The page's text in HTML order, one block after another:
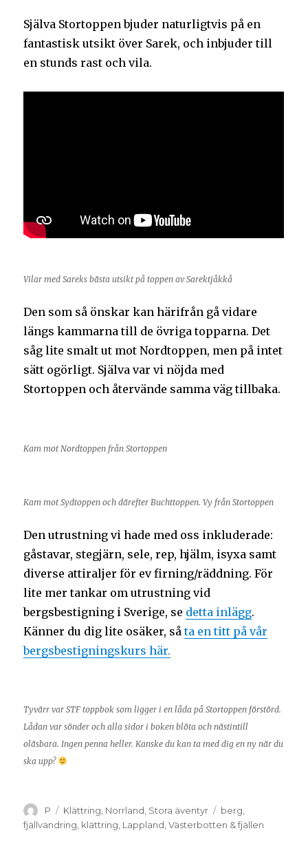
Själva Stortoppen bjuder naturligtvis på en
fantastisk utsikt över Sarek, och inbjuder till
en stunds rast och vila.
Vilar med Sareks bästa utsikt på toppen av Sarektjåkkå
Den som så önskar kan härifrån gå vidare
längs kammarna till de övriga topparna. Det
såg lite smalt ut mot Nordtoppen, men på intet
sätt ogörligt. Själva var vi nöjda med
Stortoppen och återvände samma väg tillbaka.
Kam mot Nordtoppen från Stortoppen
Kam mot Sydtoppen och därefter Buchttoppen. Vy från Stortoppen
Den utrustning vi hade med oss inkluderade:
gåstavar, stegjärn, sele, rep, hjälm, isyxa samt
diverse attiraljer för ev firning/räddning. För
lite mer tankar om utrustning vid
bergsbestigning i Sverige, se detta inlägg.
Känner du dig lite osäker, såta en titt på vår
bergsbestigningskurs här.
Tyvärr var STF toppbok som ligger i en låda på Stortoppen förstörd.
Lådan var sönder och alla sidor i boken blöta och nästintill
oläsbara. Ingen penna heller. Kanske du kan ta med dig en ny när du
ska upp?
P Klättring, Norrland, Stora äventyr berg,
fjällvandring, klättring, Lappland,Västerbotten & fjällen